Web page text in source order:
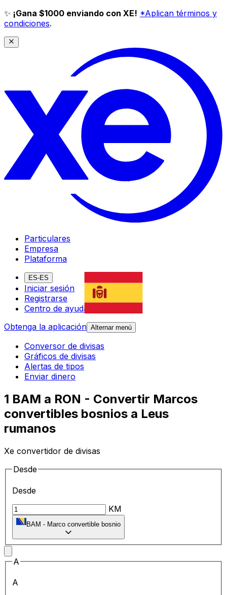
✨ ¡Gana $1000 enviando con XE! *Aplican términos y
condiciones.
Particulares
Empresa
Plataforma
ES-ES
Iniciar sesión
Registrarse
Centro de ayuda
Obtenga la aplicación Alternar menú
Conversor de divisas
Gráficos de divisas
Alertas de tipos
Enviar dinero
1 BAM a RON - Convertir Marcos
convertibles bosnios a Leus
rumanos
Xe convertidor de divisas
Desde
Desde
KM
BAM - Marco convertible bosnio
A
A